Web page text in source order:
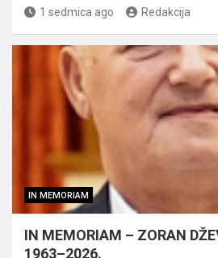
1 sedmica ago Redakcija
IN MEMORIAM
IN MEMORIAM – ZORAN
1963–2026.